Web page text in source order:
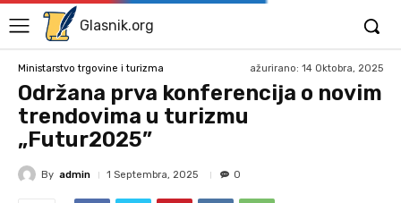
Glasnik.org
Ministarstvo trgovine i turizma ažurirano: 14 Oktobra, 2025
Održana prva konferencija o novim
trendovima u turizmu
„Futur2025”
By admin 1 Septembra, 2025 0